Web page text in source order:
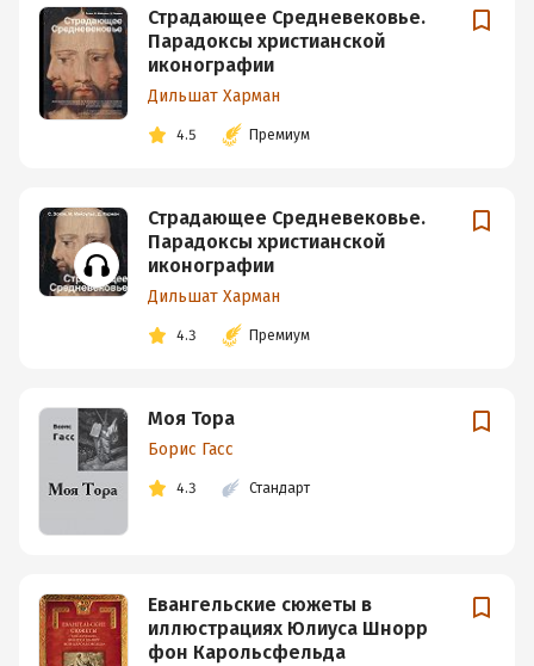
Страдающее Средневековье.
Парадоксы христианской
иконографии
Дильшат Харман
4.5 Премиум
Страдающее Средневековье.
Парадоксы христианской
иконографии
Дильшат Харман
4.3 Премиум
Моя Тора
Борис Гасс
4.3 Стандарт
Евангельские сюжеты в
иллюстрациях Юлиуса Шнорр
фон Карольсфельда